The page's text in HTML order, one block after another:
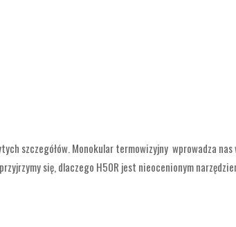
szczegółów. Monokular termowizyjny wprowadza
się, dlaczego H50R jest nieocenionym